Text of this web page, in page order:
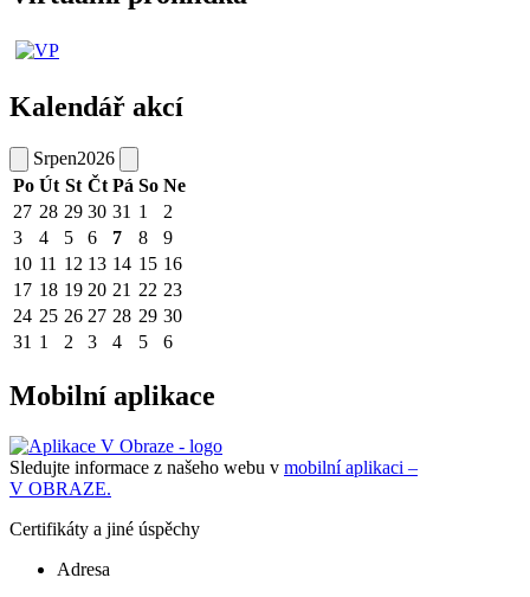
Kalendář akcí
Srpen2026
Po Út St Čt Pá So Ne
27 28 29 30 31 1
2
3
4 5 6 7 8
9
10 11 12 13 14 15 16
17 18 19 20 21 22 23
24 25 26 27 28 29 30
31 1 2 3 4 5 6
Mobilní aplikace
Sledujte informace z našeho webu v mobilní aplikaci –
V OBRAZE.
Certifikáty a jiné úspěchy
Adresa